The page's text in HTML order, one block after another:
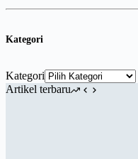
Kategori
Kategori
Artikel terbaru